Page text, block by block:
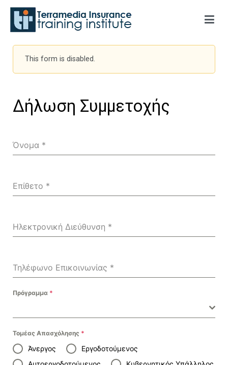
This form is disabled.
Δήλωση Συμμετοχής
Όνομα *
Επίθετο *
Ηλεκτρονική Διεύθυνση *
Τηλέφωνο Επικοινωνίας *
Πρόγραμμα *
Τομέας Απασχόλησης *
Άνεργος
Εργοδοτούμενος